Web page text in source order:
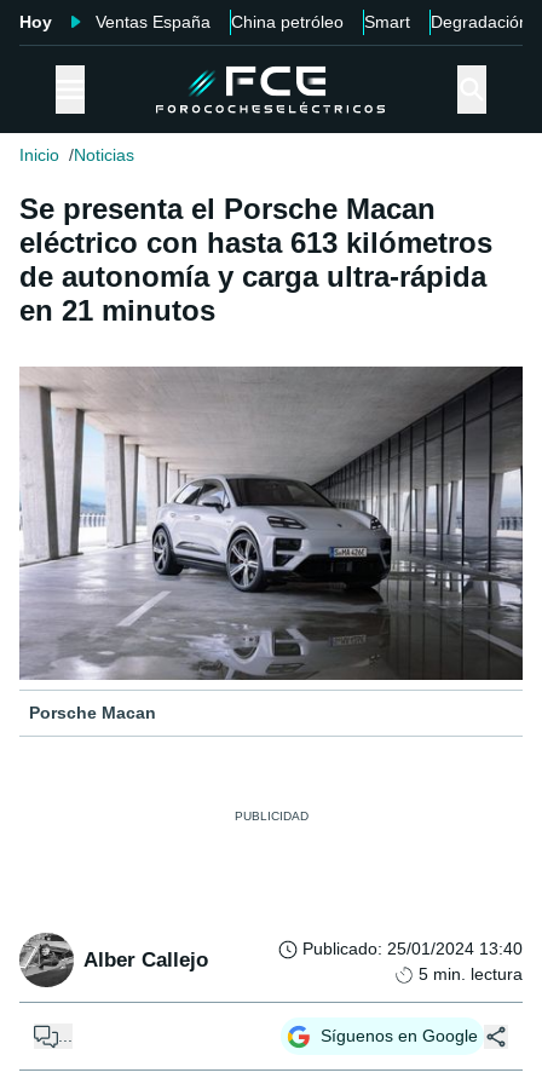
Hoy Ventas España China petróleo Smart Degradación
Inicio Noticias
Se presenta el Porsche Macan
eléctrico con hasta 613 kilómetros
de autonomía y carga ultra-rápida
en 21 minutos
Porsche Macan
Alber Callejo Publicado: 25/01/2024 13:40
5 min. lectura
Síguenos en Google